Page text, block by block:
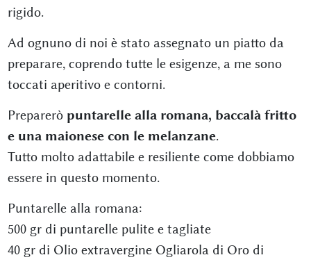
rigido.
Ad ognuno di noi è stato assegnato un piatto da
preparare, coprendo tutte le esigenze, a me sono
toccati aperitivo e contorni.
Preparerò puntarelle alla romana, baccalà fritto
e una maionese con le melanzane.
Tutto molto adattabile e resiliente come dobbiamo
essere in questo momento.
Puntarelle alla romana:
500 gr di puntarelle pulite e tagliate
40 gr di Olio extravergine Ogliarola di Oro di